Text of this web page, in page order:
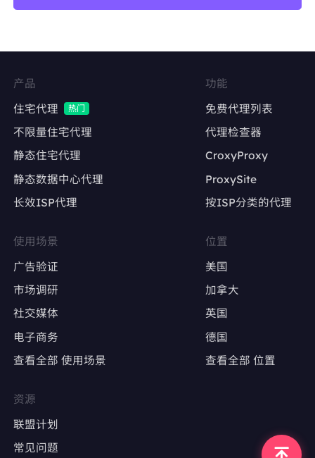
矩阵账号运营
多账号管理
维持账号稳定的登录IP，降低异常登录风险
内容发布与互动
自动化发帖、点赞、评论，模拟真实用户行为
避免因IP变动导致账号被限流或封禁
Google Ads、Facebook Ads等广告平台的多
账户操作
确保每个广告账户使用固定IP，避免因IP变动触
发审核
广告效果测试
精准定位特定地区，测试广告投放效果
反爬严格的网站
产品
住宅代理
热门
不限量住宅代理
静态住宅代理
静态数据中心代理
长效ISP代理
功能
免费代理列表
代理检查器
CroxyProxy
ProxySite
按ISP分类的代理
使用场景
广告验证
市场调研
社交媒体
电子商务
查看全部 使用场景
位置
美国
加拿大
英国
德国
查看全部 位置
资源
联盟计划
常见问题